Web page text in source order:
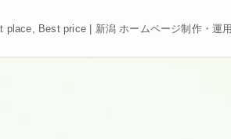
place, Best price | 新潟 ホームページ制作・運